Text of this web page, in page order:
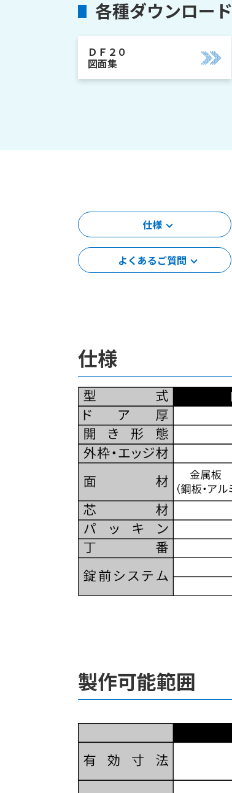
各種ダウンロード
ＤＦ２０
図面集
仕様
よくあるご質問
仕様
製作可能範囲